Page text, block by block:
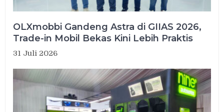
OLXmobbi Gandeng Astra di GIIAS 2026,
Trade-in Mobil Bekas Kini Lebih Praktis
31 Juli 2026